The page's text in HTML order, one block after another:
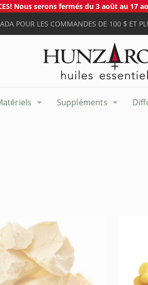
Nous serons fermés du 3 août au 17
POUR LES COMMANDES DE 100 $ ET
Suppléments